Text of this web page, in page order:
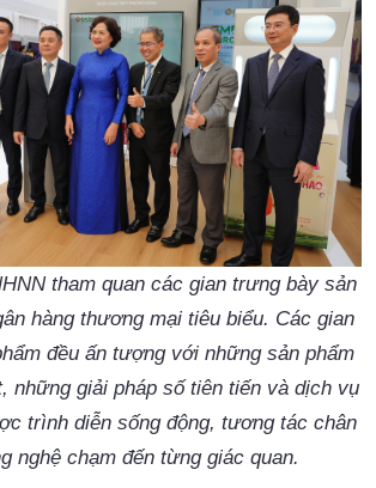
tham quan các gian trưng bày sản
hàng thương mại tiêu biểu. Các gian
đều ấn tượng với những sản phẩm
những giải pháp số tiên tiến và dịch vụ
trình diễn sống động, tương tác chân
nghệ chạm đến từng giác quan.